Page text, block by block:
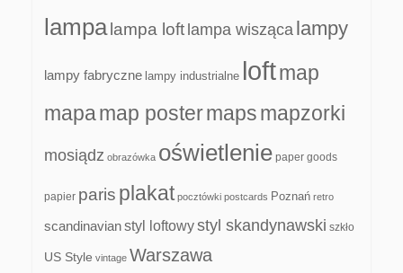
lampa lampa loft lampa wisząca lampy
lampy fabryczne lampy industrialne loftmap
mapamap postermapsmapzorki
mosiądz obrazówka oświetlenie paper goods
papier paris plakat pocztówki postcards Poznań retro
scandinavianstyl loftowystyl skandynawski szkło
US Style vintage Warszawa